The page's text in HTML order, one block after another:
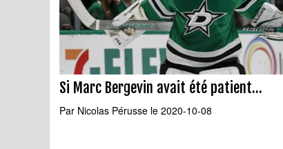
Si Marc Bergevin avait été patient...
Par Nicolas Pérusse le 2020-10-08